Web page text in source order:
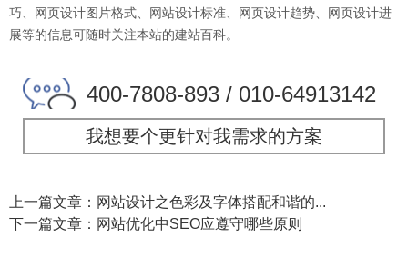
巧、网页设计图片格式、网站设计标准、网页设计趋势、网页设计进
展等的信息可随时关注本站的建站百科。
400-7808-893 / 010-64913142
我想要个更针对我需求的方案
上一篇文章：网站设计之色彩及字体搭配和谐的...
下一篇文章：网站优化中SEO应遵守哪些原则